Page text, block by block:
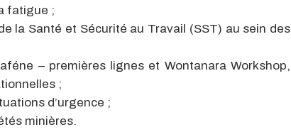
fatigue ;
la Santé et Sécurité au Travail (SST) au sein des
– premières lignes et Wontanara Workshop,
;
d’urgence ;
minières.